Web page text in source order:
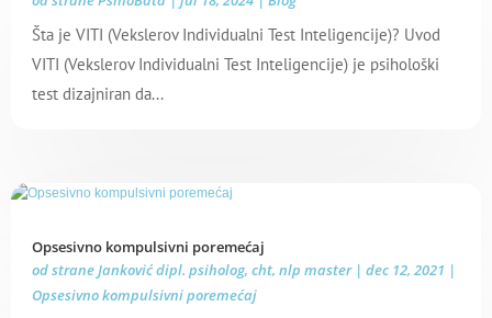
Šta je VITI (Vekslerov Individualni Test Inteligencije)? Uvod
VITI (Vekslerov Individualni Test Inteligencije) je psihološki
test dizajniran da...
Opsesivno kompulsivni poremećaj
od straneJanković dipl. psiholog, cht, nlp master| dec 12, 2021 |
Opsesivno kompulsivni poremećaj